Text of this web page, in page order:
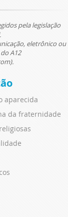
pela legislação
eletrônico ou
A12
aparecida
da fraternidade